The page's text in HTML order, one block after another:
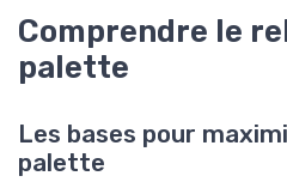
Comprendre le
palette
Les bases pour
palette